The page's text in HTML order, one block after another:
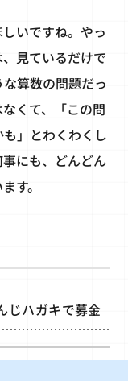
いですね。やっ
見ているだけで
算数の問題だっ
くて、「この問
」とわくわくし
にも、どんどん
す。
ハガキで募金